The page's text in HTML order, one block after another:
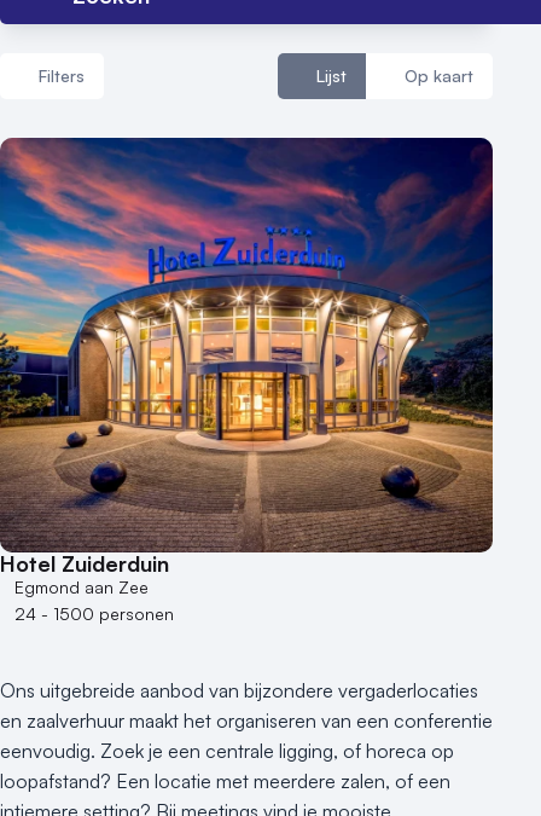
Filters Lijst Op kaart
Aantal zalen
1 - 5 zalen
6 - 10 zalen
10 of meer zalen
Aantal personen
1 - 50 personen
50 - 100 personen
100 - 250 personen
250 - 500 personen
500+ personen
Bijzondere locaties
Buitenlocatie
Duurzame locatie
Hotel
Hybride events
Industriële locatie
Kasteel en landgoed
Hotel Zuiderduin
Egmond aan Zee
24 - 1500 personen
Ons uitgebreide aanbod van bijzondere vergaderlocaties
en zaalverhuur maakt het organiseren van een conferentie
eenvoudig. Zoek je een centrale ligging, of horeca op
loopafstand? Een locatie met meerdere zalen, of een
intiemere setting? Bij meetings vind je mooiste